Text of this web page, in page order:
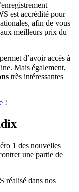
est accrédité pour
afin de vous
meilleurs prix du
d’avoir accès à
Mais également,
très intéressantes
!
1 des nouvelles
une partie de
réalisé dans nos